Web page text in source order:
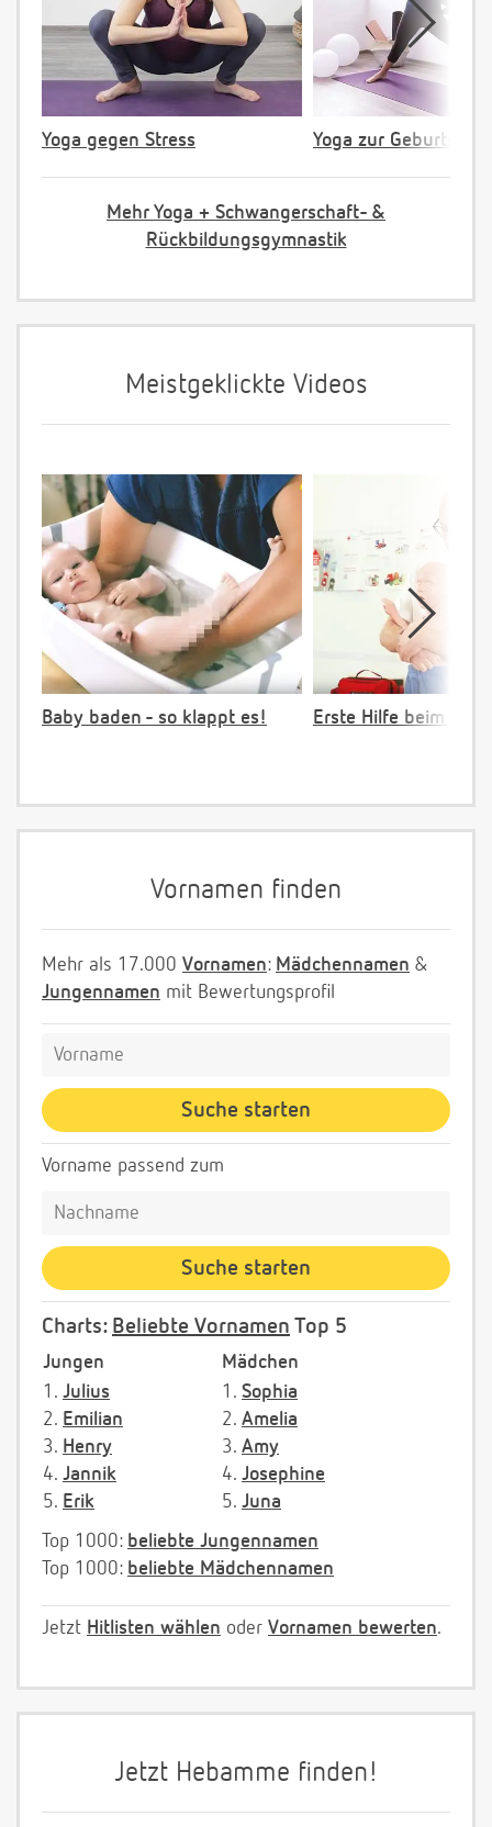
Yoga gegen Stress Yoga zur
Mehr Yoga + Schwangerschaft- &
Rückbildungsgymnastik
Meistgeklickte Videos
Baby baden - so klappt es! Erste Hilfe beim
Vornamen finden
Mehr als 17.000 Vornamen: Mädchennamen &
Jungennamen mit Bewertungsprofil
Vorname passend zum
Charts: Beliebte Vornamen Top 5
Jungen
Mädchen
1. Julius
2. Emilian
3. Henry
4. Jannik
5. Erik
1. Sophia
2. Amelia
3. Amy
4. Josephine
5. Juna
Top 1000: beliebte Jungennamen
Top 1000: beliebte Mädchennamen
Jetzt Hitlisten wählen oder Vornamen bewerten.
Jetzt Hebamme finden!